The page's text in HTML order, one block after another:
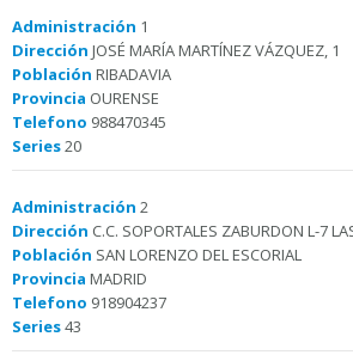
Administración 1
Dirección JOSÉ MARÍA MARTÍNEZ VÁZQUEZ, 1
Población RIBADAVIA
Provincia OURENSE
Telefono 988470345
Series20
Administración 2
Dirección C.C. SOPORTALES ZABURDON L-7
Población SAN LORENZO DEL ESCORIAL
Provincia MADRID
Telefono 918904237
Series43